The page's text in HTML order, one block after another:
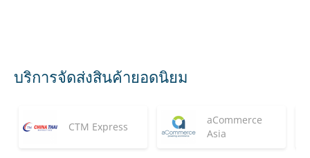
บริการจัดส่งสินค้ายอดนิยม
CTM Express
aCommerce
Asia